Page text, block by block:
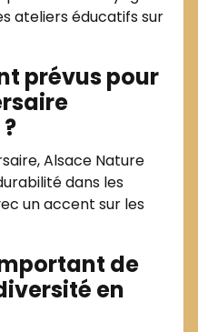
ateliers éducatifs sur
prévus pour
Alsace Nature
dans les
un accent sur les
de
en